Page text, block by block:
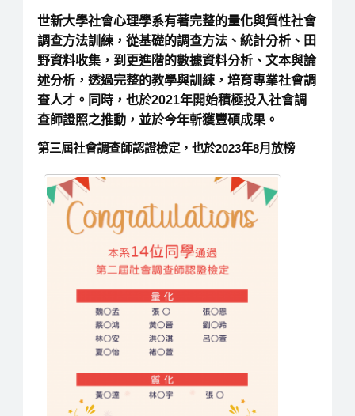
世新大學社會心理學系有著完整的量化與質性社會
調查方法訓練，從基礎的調查方法、統計分析、田
野資料收集，到更進階的數據資料分析、文本與論
述分析，透過完整的教學與訓練，培育專業社會調
查人才。同時，也於2021年開始積極投入社會調
查師證照之推動，並於今年斬獲豐碩成果。
第三屆社會調查師認證檢定，也於2023年8月放榜